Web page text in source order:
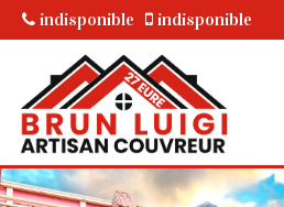
indisponible indisponible